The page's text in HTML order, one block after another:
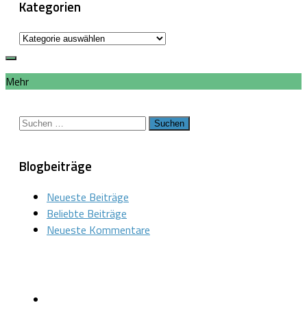
Kategorien
Kategorien
Mehr
Suchen
Blogbeiträge
Neueste Beiträge
Beliebte Beiträge
Neueste Kommentare